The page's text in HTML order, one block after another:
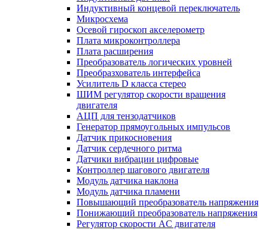
Индуктивный концевой переключатель
Микросхема
Осевой гироскоп акселерометр
Плата микроконтроллера
Плата расширения
Преобразователь логических уровней
Преобразхователь интерфейса
Усилитель D класса стерео
ШИМ регулятор скорости вращения
двигателя
АЦП для тензодатчиков
Генератор прямоугольных импульсов
Датчик прикосновения
Датчик сердечного ритма
Датчики вибрации цифровые
Контроллер шагового двигателя
Модуль датчика наклона
Модуль датчика пламени
Повышающий преобразователь напряжения
Понижающий преобразователь напряжения
Регулятор скорости AC двигателя